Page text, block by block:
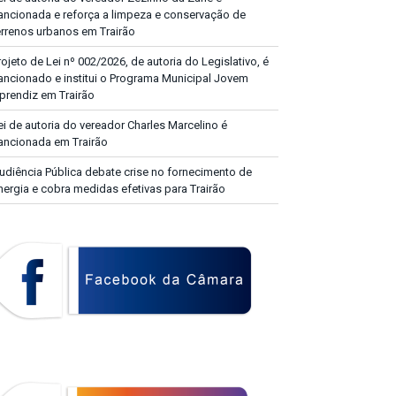
e reforça a limpeza e conservação de
urbanos em Trairão
de Lei nº 002/2026, de autoria do Legislativo, é
e institui o Programa Municipal Jovem
em Trairão
de autoria do vereador Charles Marcelino é
em Trairão
Pública debate crise no fornecimento de
e cobra medidas efetivas para Trairão